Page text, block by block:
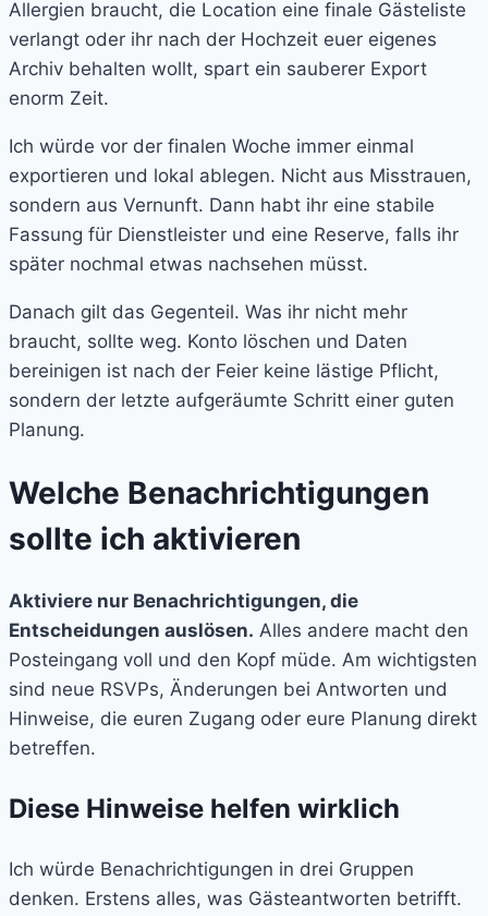
Allergien braucht, die Location eine finale Gästeliste
verlangt oder ihr nach der Hochzeit euer eigenes
Archiv behalten wollt, spart ein sauberer Export
enorm Zeit.
Ich würde vor der finalen Woche immer einmal
exportieren und lokal ablegen. Nicht aus Misstrauen,
sondern aus Vernunft. Dann habt ihr eine stabile
Fassung für Dienstleister und eine Reserve, falls ihr
später nochmal etwas nachsehen müsst.
Danach gilt das Gegenteil. Was ihr nicht mehr
braucht, sollte weg. Konto löschen und Daten
bereinigen ist nach der Feier keine lästige Pflicht,
sondern der letzte aufgeräumte Schritt einer guten
Planung.
Welche Benachrichtigungen
sollte ich aktivieren
Aktiviere nur Benachrichtigungen, die
Entscheidungen auslösen. Alles andere macht den
Posteingang voll und den Kopf müde. Am wichtigsten
sind neue RSVPs, Änderungen bei Antworten und
Hinweise, die euren Zugang oder eure Planung direkt
betreffen.
Diese Hinweise helfen wirklich
Ich würde Benachrichtigungen in drei Gruppen
denken. Erstens alles, was Gästeantworten betrifft.